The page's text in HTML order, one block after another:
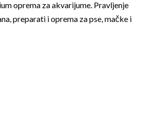
oprema za akvarijume. Pravljenje
preparati i oprema za pse, mačke i